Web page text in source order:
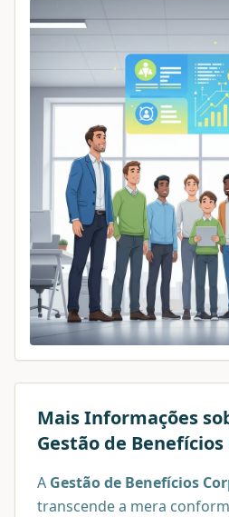
Mais Informações
Gestão de
A Gestão de Benefícios
transcende a mera